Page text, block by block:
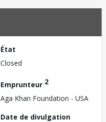
État
Closed
Emprunteur 2
Aga Khan Foundation - USA
Date de divulgation